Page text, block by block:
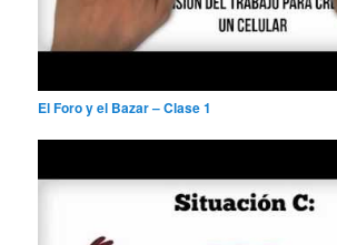
El Foro y el Bazar – Clase 1